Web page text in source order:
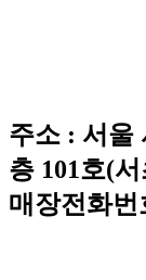
주소 : 서울
층 101호(
매장전화번